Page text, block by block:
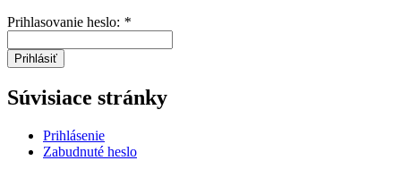
Prihlasovanie heslo: *
Prihlásiť
Súvisiace stránky
Prihlásenie
Zabudnuté heslo